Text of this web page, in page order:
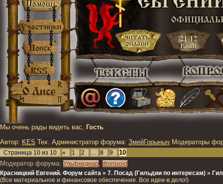
Мы очень рады видеть вас, Гость
Автор: KES Тех. Администратор форума: ЗмейГорыныч Модераторы
Страница 10 из 10 « 1 2 … 8 9
10
Модератор форума: Ульфхеднар, itronixoid
Красницкий Евгений. Форум сайта » 7. Посад (Гильдии по интересам) »
(Все материальное и финансовое обеспечение. Все идеи-в дело!)